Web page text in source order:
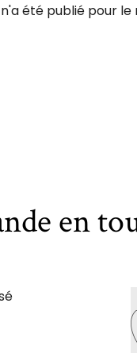
été publié pour
en